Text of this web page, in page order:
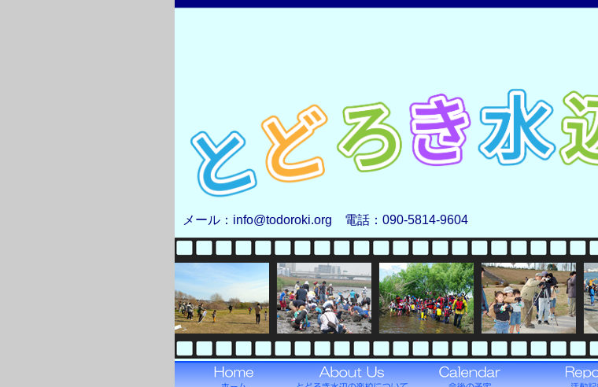
メール：info@todoroki.org 電話：090-5814-9604